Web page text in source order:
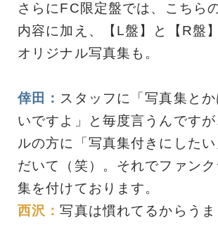
さらにFC限定盤では、こちら
内容に加え、【L盤】と【R盤
オリジナル写真集も。
倖田： スタッフに「写真集と
いですよ」と毎度言うんです
ルの方に「写真集付きにした
だいて（笑）。それでファン
集を付けております。
西沢：写真は慣れてるからう